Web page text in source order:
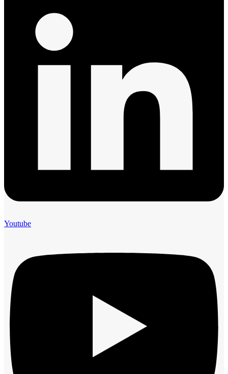
Youtube